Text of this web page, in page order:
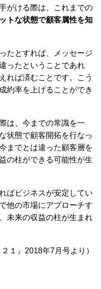
がける際は、これまでの
トな状態で顧客属性を知
たとすれば、メッセージ
ったということであれ
れば済むことです。こう
約率を上げることができ
は、今までの常識を一
状態で顧客開拓を行なっ
までとは違った顧客層を
の柱ができる可能性が生
ばビジネスが安定してい
他の市場にアプローチす
未来の収益の柱が生まれ
２１』2018年7月号より）